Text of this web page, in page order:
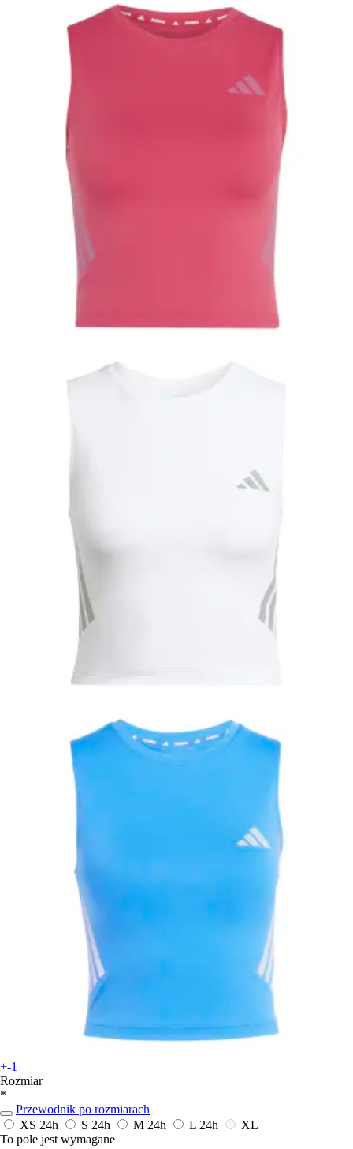
+-1
Rozmiar
*
Przewodnik po rozmiarach
XS 24h S 24h M 24h L 24h
XL
To pole jest wymagane